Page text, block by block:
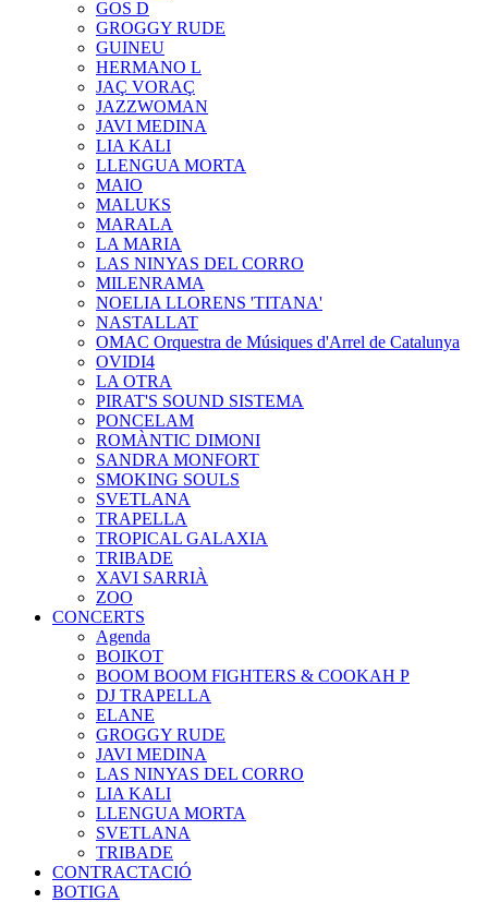
GOS D
GROGGY RUDE
GUINEU
HERMANO L
JAÇ VORAÇ
JAZZWOMAN
JAVI MEDINA
LIA KALI
LLENGUA MORTA
MAIO
MALUKS
MARALA
LA MARIA
LAS NINYAS DEL CORRO
MILENRAMA
NOELIA LLORENS 'TITANA'
NASTALLAT
OMAC Orquestra de Músiques d'Arrel de Catalunya
OVIDI4
LA OTRA
PIRAT'S SOUND SISTEMA
PONCELAM
ROMÀNTIC DIMONI
SANDRA MONFORT
SMOKING SOULS
SVETLANA
TRAPELLA
TROPICAL GALAXIA
TRIBADE
XAVI SARRIÀ
ZOO
CONCERTS
Agenda
BOIKOT
BOOM BOOM FIGHTERS & COOKAH P
DJ TRAPELLA
ELANE
GROGGY RUDE
JAVI MEDINA
LAS NINYAS DEL CORRO
LIA KALI
LLENGUA MORTA
SVETLANA
TRIBADE
CONTRACTACIÓ
BOTIGA